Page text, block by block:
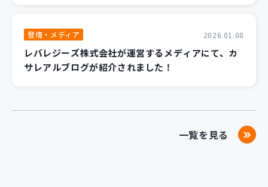
登壇・メディア 2026.01.08
レバレジーズ株式会社が運営するメディアにて、カ
サレアルブログが紹介されました！
一覧を見る